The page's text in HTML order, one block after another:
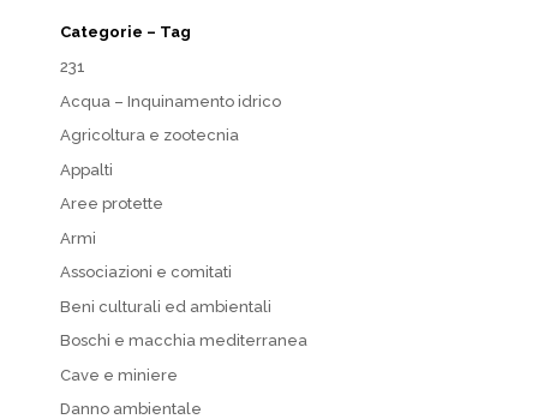
Categorie – Tag
231
Acqua – Inquinamento idrico
Agricoltura e zootecnia
Appalti
Aree protette
Armi
Associazioni e comitati
Beni culturali ed ambientali
Boschi e macchia mediterranea
Cave e miniere
Danno ambientale